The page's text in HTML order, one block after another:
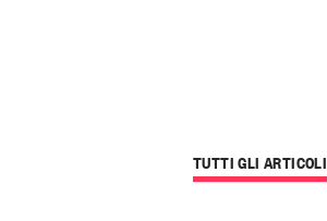
TUTTI GLI ARTICOLI